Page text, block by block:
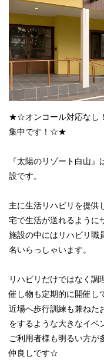
★☆オンコール対応なし
集中です！☆★
『太陽のリゾート白山
設です。
主に生活リハビリを提供
宅で生活が送れるように
施設の中にはリハビリ職
名いらっしゃいます。
リハビリだけではなく調
催し物も定期的に開催し
近場へ歩行訓練も兼ねた
をするような大きなイベ
ご利用者様も明るい方が
仲良しです☆